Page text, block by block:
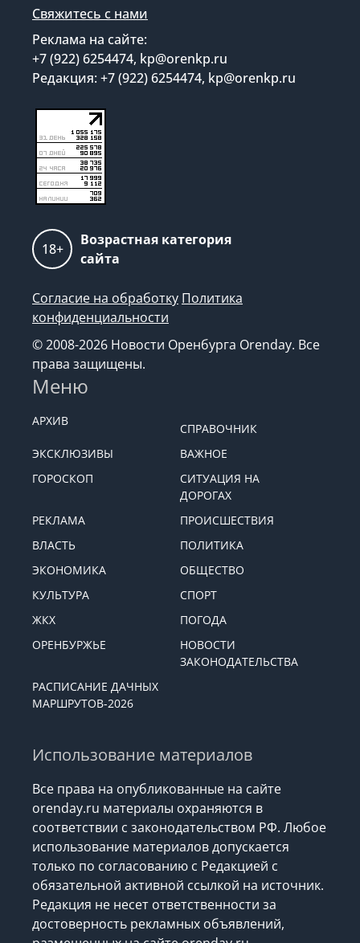
Свяжитесь с нами
Реклама на сайте:
+7 (922) 6254474, kp@orenkp.ru
Редакция: +7 (922) 6254474, kp@orenkp.ru
18+
Возрастная категория
сайта
Согласие на обработку Политика
конфиденциальности
© 2008-2026 Новости Оренбурга Orenday. Все
права защищены.
Меню
АРХИВ
СПРАВОЧНИК
ЭКСКЛЮЗИВЫ
ВАЖНОЕ
ГОРОСКОП
СИТУАЦИЯ НА
ДОРОГАХ
РЕКЛАМА
ПРОИСШЕСТВИЯ
ВЛАСТЬ
ПОЛИТИКА
ЭКОНОМИКА
ОБЩЕСТВО
КУЛЬТУРА
СПОРТ
ЖКХ
ПОГОДА
ОРЕНБУРЖЬЕ
НОВОСТИ
ЗАКОНОДАТЕЛЬСТВА
РАСПИСАНИЕ ДАЧНЫХ
МАРШРУТОВ-2026
Использование материалов
Все права на опубликованные на сайте
orenday.ru материалы охраняются в
соответствии с законодательством РФ. Любое
использование материалов допускается
только по согласованию с Редакцией с
обязательной активной ссылкой на источник.
Редакция не несет ответственности за
достоверность рекламных объявлений,